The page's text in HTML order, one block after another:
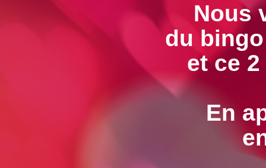
Nous
du
et ce
En